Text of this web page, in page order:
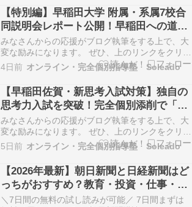
もなりません・・・というような状態で、連絡を
くださることもありました。そういう子の場合、
出会う時期にもより…
【特別編】早稲田大学 附属・系属7校合
同説明会レポート公開！早稲田への道を
開く個別指導とは？
みなさんからの応援がブログ執筆をする上で、大
変な励みになります。 ぜひ、上のリンクをクリッ
クをお願いします。 こんにちは！オンライン・完
全個別指導塾 Soleado（ソレアド）です。 前回の
「早稲田佐賀中学校（新思考入試）対策」の記事
には多くの反響をいただき、ありがとうござい
ま…
4日前 オンライン・完全個別指導塾 Soleado
【早稲田佐賀・新思考入試対策】独自の
思考力入試を突破！完全個別添削で「伝
える力」を磨く
みなさんからの応援がブログ執筆をする上で、大
変な励みになります。 ぜひ、上のリンクをクリッ
クをお願いします。 こんにちは！オンライン・完
全個別指導塾 Soleado（ソレアド）です。 志望校
対策シリーズの第2回となる今回は、見事
Soleado から毎年合格者を輩出している「早…
5日前 オンライン・完全個別指導塾 Soleado
【2026年最新】朝日新聞と日経新聞はど
っちがおすすめ？教育・投資・仕事・受
験で徹底比較！
＼7日間の無料の試し読みが可能／ 7日間まずは